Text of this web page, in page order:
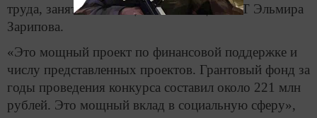
труда, занятости и социальной защиты РТ Эльмира
Зарипова.
«Это мощный проект по финансовой поддержке и
числу представленных проектов. Грантовый фонд за
годы проведения конкурса составил около 221 млн
рублей. Это мощный вклад в социальную сферу»,